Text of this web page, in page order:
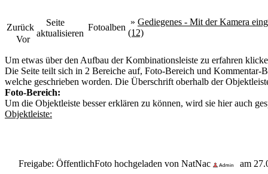
Zurück
Vor
Seite
aktualisieren
Fotoalben
» Gediegenes - Mit der Kamera
(12)
Um etwas über den Aufbau der Kombinationsleiste zu erfahren
Die Seite teilt sich in 2 Bereiche auf, Foto-Bereich und
welche geschrieben worden. Die Überschrift oberhalb der
Foto-Bereich:
Um die Objektleiste besser erklären zu können, wird sie hier auch
Objektleiste:
Freigabe: ÖffentlichFoto hochgeladen von NatNac am